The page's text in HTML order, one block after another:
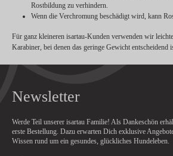
Rostbildung zu verhindern.
Wenn die Verchromung beschädigt wird, kann
Für ganz kleineren isartau-Kunden verwenden wir
Karabiner, bei denen das geringe Gewicht entscheidend
Newsletter
Werde Teil unserer isartau Familie! Als Dankeschön
erste Bestellung. Dazu erwarten Dich exklusive
Wissen rund um ein gesundes, glückliches Hundeleben.